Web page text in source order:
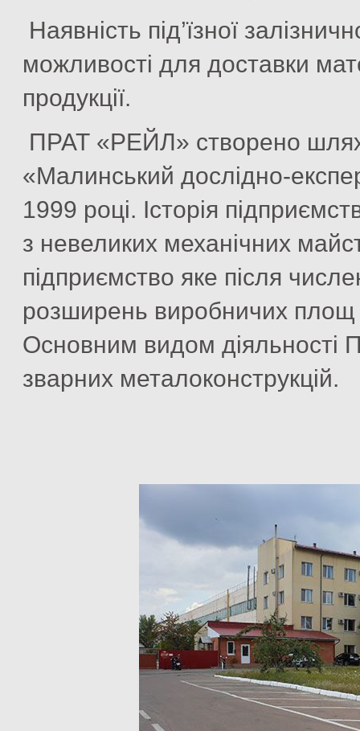
Наявність під’їзної
можливості для доставки
продукції.
ПРАТ «РЕЙЛ» створено
«Малинський дослідно-
1999 році. Історія
з невеликих механічних
підприємство яке після
розширень виробничих площ
Основним видом
зварних металоконструкцій.